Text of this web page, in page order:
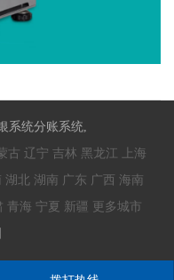
系统分账系统,
古 辽宁 吉林 黑龙江
上海
湖北 湖南 广东 广西 海南
青海 宁夏 新疆 更多城市